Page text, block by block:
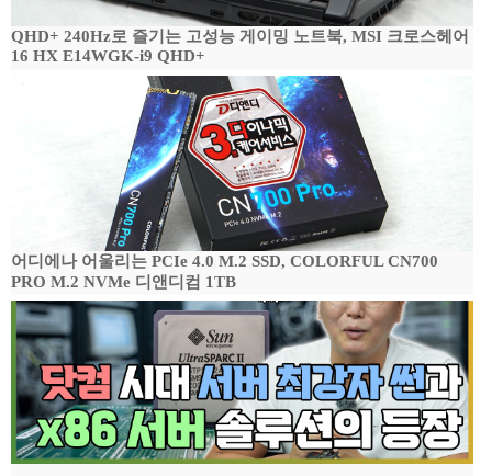
QHD+ 240Hz로 즐기는 고성능 게이밍 노트북, MSI 크로스헤어
16 HX E14WGK-i9 QHD+
어디에나 어울리는 PCIe 4.0 M.2 SSD, COLORFUL CN700
PRO M.2 NVMe 디앤디컴 1TB